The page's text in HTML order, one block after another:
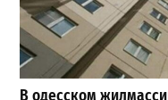
В одесском